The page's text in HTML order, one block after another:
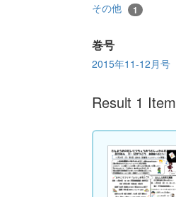
その他 1
巻号
2015年11-12月号
Result 1 Item